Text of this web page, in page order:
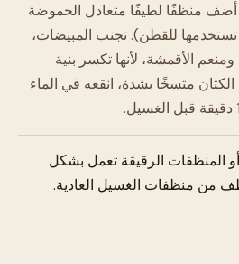
منظفًا لطيفًا متعادل الحموضة
للقطن). تجنب المبيضات،
الأقمشة، لأنها تكسر بنية
الكتان متسخًا بشدة، انقعه في الماء
المنظفات الرقيقة تعمل بشكل
من منظفات الغسيل العادية.